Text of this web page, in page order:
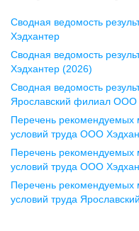
Воронеж
ул. Комиссаржевской, д.
офис 1212
+7 473 280-05-05
pr@vrn.hh.ru
ул. Спартаковская, д. 2А,
помещение 15
+7 843 212-12-50
Сводная ведомость
Хэдхантер
Сводная ведомость
Хэдхантер (2026)
Сводная ведомость
Ярославский филиал ООО
Перечень рекомендуемых
условий труда ООО
Перечень рекомендуемых
условий труда ООО
Перечень рекомендуемых
условий труда